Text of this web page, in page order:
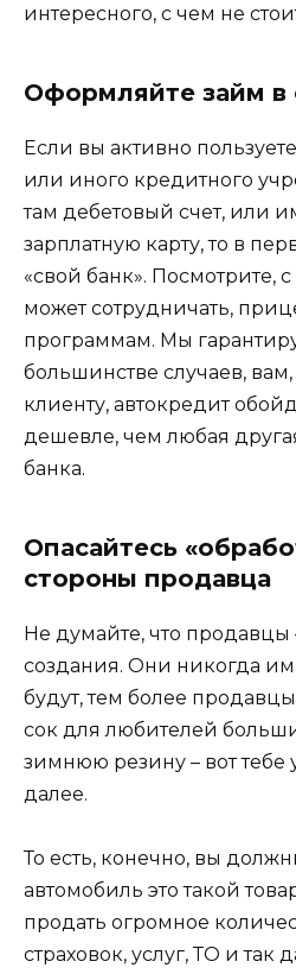
интересного, с чем не
Оформляйте займ в
Если вы активно
или иного кредитного
там дебетовый счет, или
зарплатную карту, то в
«свой банк». Посмотрите,
может сотрудничать,
программам. Мы
большинстве случаев,
клиенту, автокредит
дешевле, чем любая
банка.
Опасайтесь
стороны продавца
Не думайте, что продавцы
создания. Они никогда
будут, тем более
сок для любителей
зимнюю резину – вот тебе
далее.
То есть, конечно, вы
автомобиль это такой
продать огромное
страховок, услуг, ТО и так